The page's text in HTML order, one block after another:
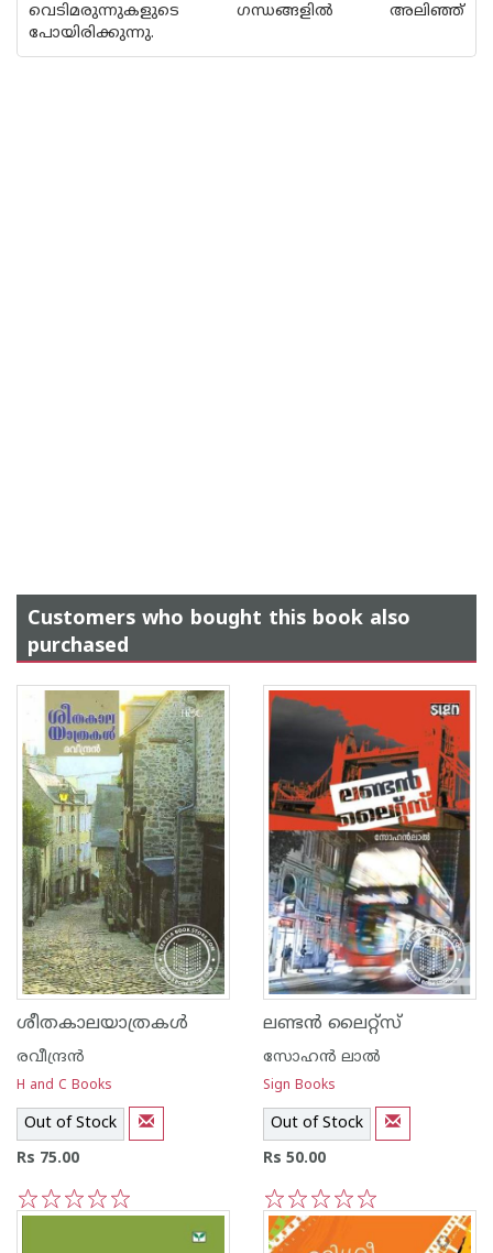
വെടിമരുന്നുകളുടെ ഗന്ധങ്ങളില്‍ അലിഞ്ഞ്
പോയിരിക്കുന്നു.
Customers who bought this book also
purchased
ശീതകാലയാത്രകള്‍
രവീന്ദ്രന്‍
H and C Books
Out of Stock
Rs 75.00
5
4
3
2
1
ലണ്ടന്‍‌ ലൈറ്റ്സ്‌
സോഹന്‍‌ ലാല്‍‌
Sign Books
Out of Stock
Rs 50.00
5
4
3
2
1